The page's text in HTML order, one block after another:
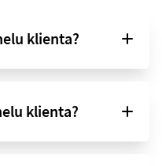
klienta?
klienta?